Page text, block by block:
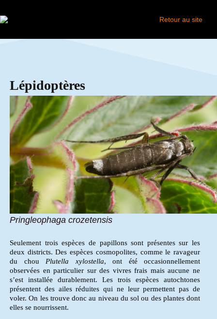
Retour au site
Lépidoptères
Pringleophaga crozetensis
Seulement trois espèces de papillons sont présentes sur les
deux districts. Des espèces cosmopolites, comme le ravageur
du chou Plutella xylostella, ont été occasionnellement
observées en particulier sur des vivres frais mais aucune ne
s’est installée durablement. Les trois espèces autochtones
présentent des ailes réduites qui ne leur permettent pas de
voler. On les trouve donc au niveau du sol ou des plantes dont
elles se nourrissent.